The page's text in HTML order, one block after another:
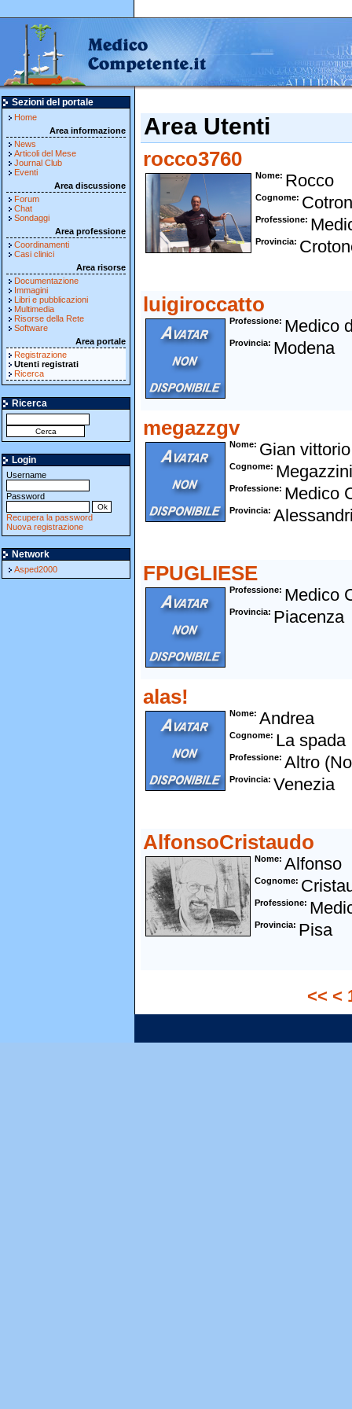
Sezioni del portale
Home
Area informazione
News
Articoli del Mese
Journal Club
Eventi
Area discussione
Forum
Chat
Sondaggi
Area professione
Coordinamenti
Casi clinici
Area risorse
Documentazione
Immagini
Libri e pubblicazioni
Multimedia
Risorse della Rete
Software
Area portale
Registrazione
Utenti registrati
Ricerca
Ricerca
Login
Username
Password
Recupera la password
Nuova registrazione
Network
Asped2000
Area Utenti
rocco3760
Nome Rocco
Cognome
Professione
Provincia
luigiroccatto
Professione Medico
Provincia Modena
megazzgv
Nome Gian vittorio
Cognome Megazzini
Professione Medico
Provincia
FPUGLIESE
Professione Medico
Provincia Piacenza
alas!
Nome Andrea
Cognome La spada
Professione Altro
Provincia Venezia
AlfonsoCristaudo
Nome Alfonso
Cognome
Professione
Provincia Pisa
<< <